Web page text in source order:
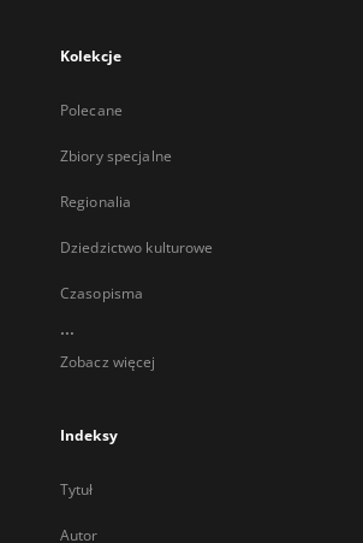
Kolekcje
Polecane
Zbiory specjalne
Regionalia
Dziedzictwo kulturowe
Czasopisma
...
Zobacz więcej
Indeksy
Tytuł
Autor